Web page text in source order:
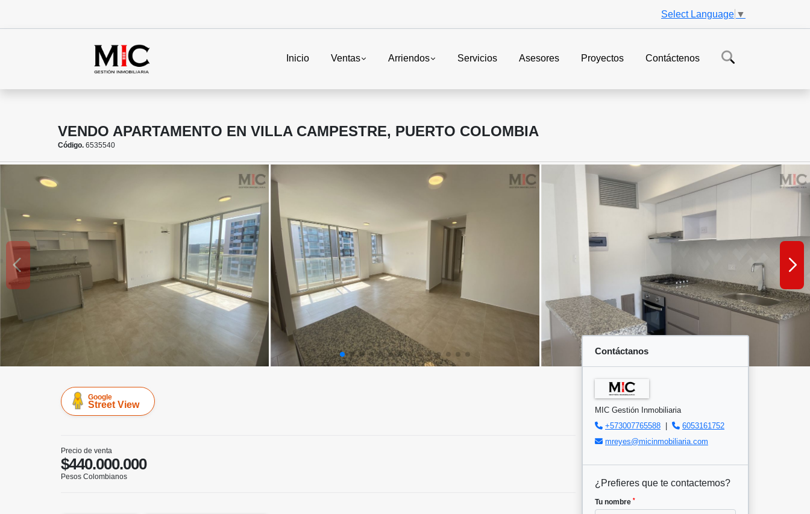
Select Language ▼
Inicio Ventas Arriendos Servicios Asesores Proyectos Contáctenos
VENDO APARTAMENTO EN VILLA CAMPESTRE, PUERTO COLOMBIA
Código. 6535540
Google
Street View
Precio de venta
$440.000.000
Pesos Colombianos
Contáctanos
MIC Gestión Inmobiliaria
+573007765588
6053161752
mreyes@micinmobiliaria.com
¿Prefieres que te contactemos?
Tu nombre *